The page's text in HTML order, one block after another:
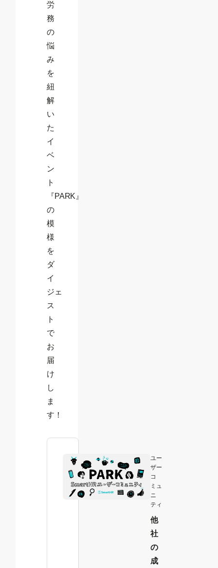
労
務
の
悩
み
を
紐
解
い
た
イ
ベ
ン
ト
『PARK』
の
模
様
を
ダ
イ
ジェ
ス
ト
で
お
届
け
し
ま
す！
ユー
ザー
コ
ミュ
ニ
ティ
他
社
の
成